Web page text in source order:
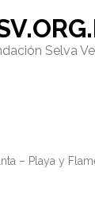
Selva
– Playa y